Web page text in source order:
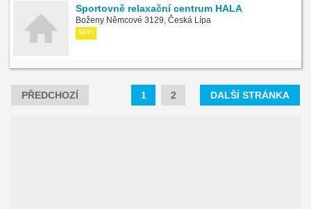
Sportovně relaxační centrum HALA
Boženy Němcové 3129, Česká Lípa
55%
PŘEDCHOZÍ 1 2 DALŠÍ STRÁNKA